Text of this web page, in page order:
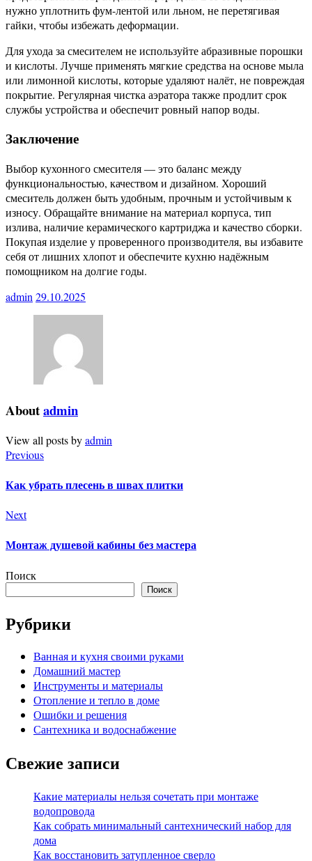
нужно уплотнить фум-лентой или льном, не перетягивая
гайки, чтобы избежать деформации.
Для ухода за смесителем не используйте абразивные порошки
и кислоты. Лучше применять мягкие средства на основе мыла
или лимонной кислоты, которые удаляют налёт, не повреждая
покрытие. Регулярная чистка аэратора также продлит срок
службы устройства и обеспечит ровный напор воды.
Заключение
Выбор кухонного смесителя — это баланс между
функциональностью, качеством и дизайном. Хороший
смеситель должен быть удобным, прочным и устойчивым к
износу. Обращайте внимание на материал корпуса, тип
излива, наличие керамического картриджа и качество сборки.
Покупая изделие у проверенного производителя, вы избавите
себя от лишних хлопот и обеспечите кухню надёжным
помощником на долгие годы.
admin 29.10.2025
Aboutadmin
View all posts byadmin
Previous
Как убрать плесень в швах плитки
Next
Монтаж душевой кабины без мастера
Поиск
Поиск
Рубрики
Ванная и кухня своими руками
Домашний мастер
Инструменты и материалы
Отопление и тепло в доме
Ошибки и решения
Сантехника и водоснабжение
Свежие записи
Какие материалы нельзя сочетать при монтаже
водопровода
Как собрать минимальный сантехнический набор для
дома
Как восстановить затупленное сверло